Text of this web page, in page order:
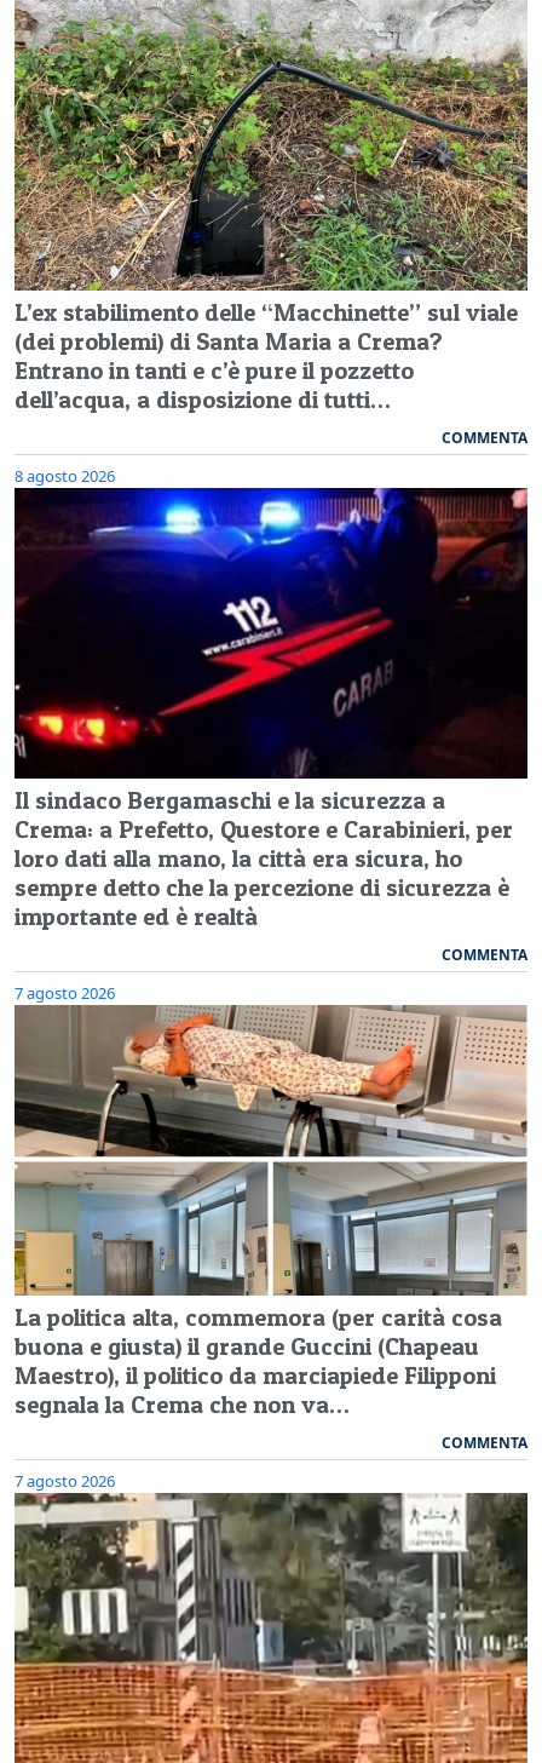
L’ex stabilimento delle “Macchinette” sul viale
(dei problemi) di Santa Maria a Crema?
Entrano in tanti e c’è pure il pozzetto
dell’acqua, a disposizione di tutti…
COMMENTA
8 agosto 2026
Il sindaco Bergamaschi e la sicurezza a
Crema: a Prefetto, Questore e Carabinieri, per
loro dati alla mano, la città era sicura, ho
sempre detto che la percezione di sicurezza è
importante ed è realtà
COMMENTA
7 agosto 2026
La politica alta, commemora (per carità cosa
buona e giusta) il grande Guccini (Chapeau
Maestro), il politico da marciapiede Filipponi
segnala la Crema che non va…
COMMENTA
7 agosto 2026